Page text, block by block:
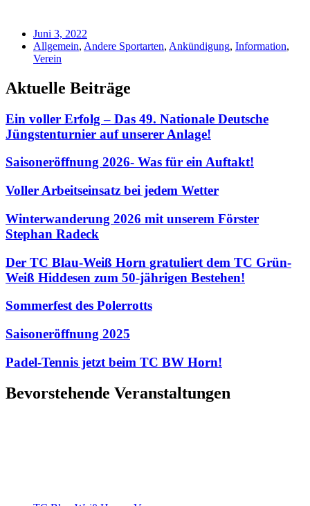
Juni 3, 2022
Allgemein, Andere Sportarten, Ankündigung, Information,
Verein
Aktuelle Beiträge
Ein voller Erfolg – Das 49. Nationale Deutsche
Jüngstenturnier auf unserer Anlage!
Saisoneröffnung 2026- Was für ein Auftakt!
Voller Arbeitseinsatz bei jedem Wetter
Winterwanderung 2026 mit unserem Förster
Stephan Radeck
Der TC Blau-Weiß Horn gratuliert dem TC Grün-
Weiß Hiddesen zum 50-jährigen Bestehen!
Sommerfest des Polerrotts
Saisoneröffnung 2025
Padel-Tennis jetzt beim TC BW Horn!
Bevorstehende Veranstaltungen